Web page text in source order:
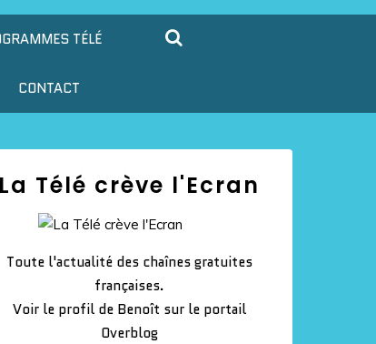
TÉLÉ
CONTACT
La Télé crève l'Ecran
Toute l'actualité des chaînes gratuites
françaises.
Voir le profil de Benoît sur le portail
Overblog